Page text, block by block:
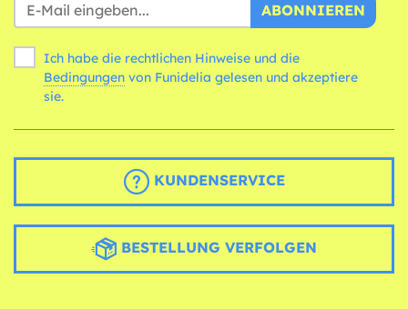
ABONNIEREN
Ich habe die rechtlichen Hinweise und die
Bedingungen
sie.
KUNDENSERVICE
BESTELLUNG VERFOLGEN